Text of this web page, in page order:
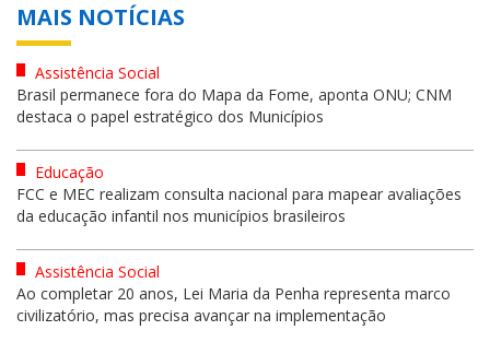
MAIS NOTÍCIAS
Assistência Social
Brasil permanece fora do Mapa da Fome, aponta ONU; CNM
destaca o papel estratégico dos Municípios
Educação
FCC e MEC realizam consulta nacional para mapear avaliações
da educação infantil nos municípios brasileiros
Assistência Social
Ao completar 20 anos, Lei Maria da Penha representa marco
civilizatório, mas precisa avançar na implementação